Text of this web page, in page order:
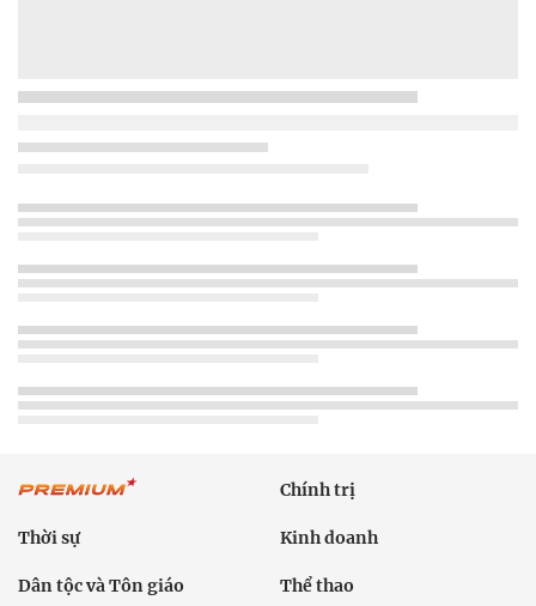
Chính trị
Thời sự Kinh doanh
Dân tộc và Tôn giáo Thể thao